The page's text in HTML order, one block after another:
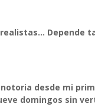
Depende
desde mi
domingos sin